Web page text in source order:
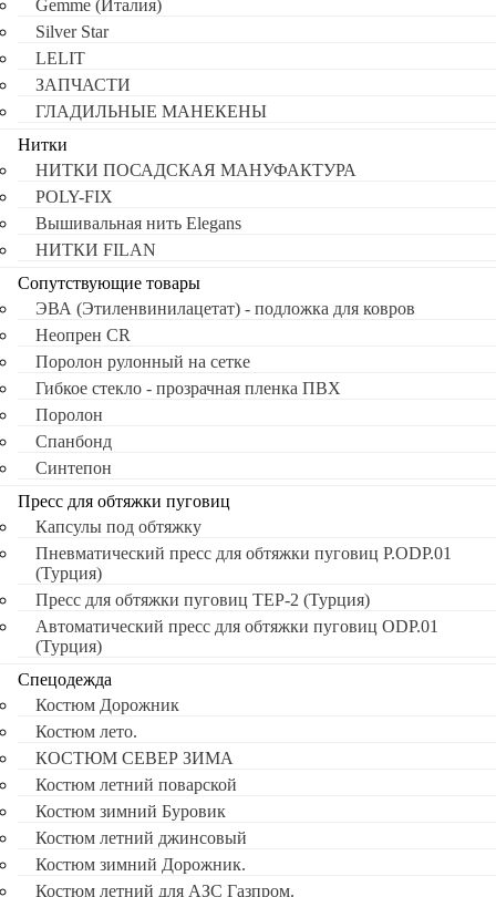
Gemme (Италия)
Silver Star
LELIT
ЗАПЧАСТИ
ГЛАДИЛЬНЫЕ МАНЕКЕНЫ
Нитки
НИТКИ ПОСАДСКАЯ МАНУФАКТУРА
POLY-FIX
Вышивальная нить Elegans
НИТКИ FILAN
Сопутствующие товары
ЭВА (Этиленвинилацетат) - подложка для ковров
Неопрен CR
Поролон рулонный на сетке
Гибкое стекло - прозрачная пленка ПВХ
Поролон
Спанбонд
Синтепон
Пресс для обтяжки пуговиц
Капсулы под обтяжку
Пневматический пресс для обтяжки пуговиц P.ODP.01
(Турция)
Пресс для обтяжки пуговиц TEP-2 (Турция)
Автоматический пресс для обтяжки пуговиц ODP.01
(Турция)
Спецодежда
Костюм Дорожник
Костюм лето.
КОСТЮМ СЕВЕР ЗИМА
Костюм летний поварской
Костюм зимний Буровик
Костюм летний джинсовый
Костюм зимний Дорожник.
Костюм летний для АЗС Газпром.